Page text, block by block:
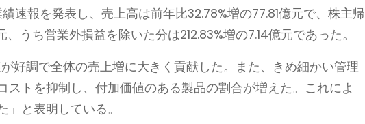
速報を発表し、売上高は前年比32.78%増の77.81億元で、株主帰
うち営業外損益を除いた分は212.83%増の7.14億元であった。
好調で全体の売上増に大きく貢献した。また、きめ細かい管理
ストを抑制し、付加価値のある製品の割合が増えた。これによ
と表明している。